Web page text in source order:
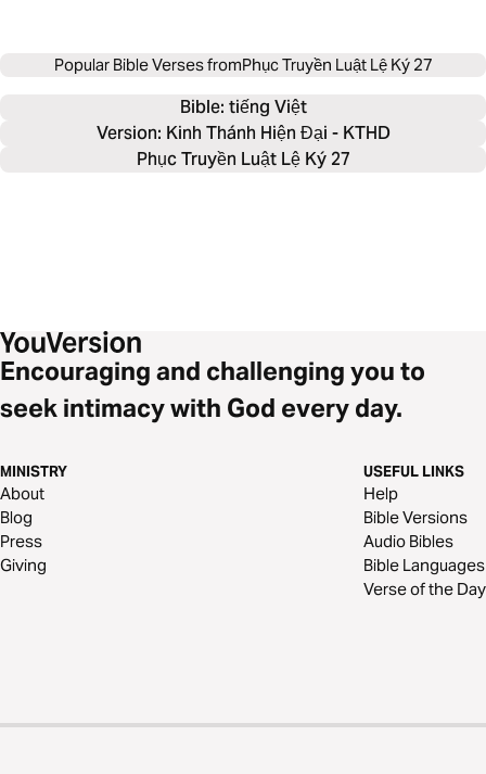
Popular Bible Verses fromPhục Truyền Luật Lệ Ký 27
Bible: tiếng Việt
Version: Kinh Thánh Hiện Đại - KTHD
Phục Truyền Luật Lệ Ký 27
Encouraging and challenging you to
seek intimacy with God every day.
MINISTRY
About
Blog
Press
Giving
USEFUL LINKS
Help
Bible Versions
Audio Bibles
Bible Languages
Verse of the Day